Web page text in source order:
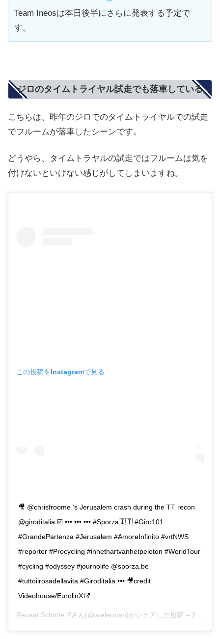
Team Ineosは本日後半にさらに発表する予定で
す。
ジロのタイムトライヤル試走でも落車している
こちらは、昨年のジロでのタイムトライヤルでの試走
でフルームが落車したシーンです。
どうやら、タイムトラヤルの試走ではフルームは気を
付けないといけない感じがしてしまいますね。
この投稿をInstagramで見る
‪🎥 @chrisfroome ‘s Jerusalem crash during the TT recon
@giroditalia ☑️ ••• ••• ••• #Sporza🇮🇹 #Giro101
#GrandePartenza #Jerusalem #AmoreInfinito #vrtNWS
#reporter #Procycling #inhethartvanhetpeloton #WorldTour
#cycling #odyssey #journolife @sporza.be
#tuttoilrosadellavita #Giroditalia ••• 🎥credit
Videohouse/EurolinX‬
Renaat Schotte さん(@wielerman)がシェアした投稿 – 2018年 5月月4日午前5時18分PDT